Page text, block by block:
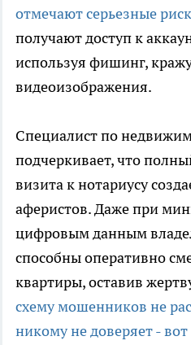
отмечают серьезные
получают доступ к
используя фишинг,
видеоизображения.
Специалист по
подчеркивает, что
визита к нотариусу
аферистов. Даже при
цифровым данным
способны оперативно
квартиры, оставив
схему мошенников не
никому не доверяет -